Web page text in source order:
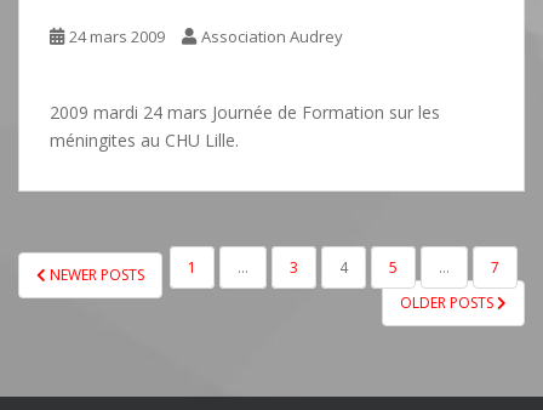
24 mars 2009 Association Audrey
2009 mardi 24 mars Journée de Formation sur les
méningites au CHU Lille.
PAGINATION
DES
NEWER POSTS 1 … 3 4 5 …
7
OLDER POSTS